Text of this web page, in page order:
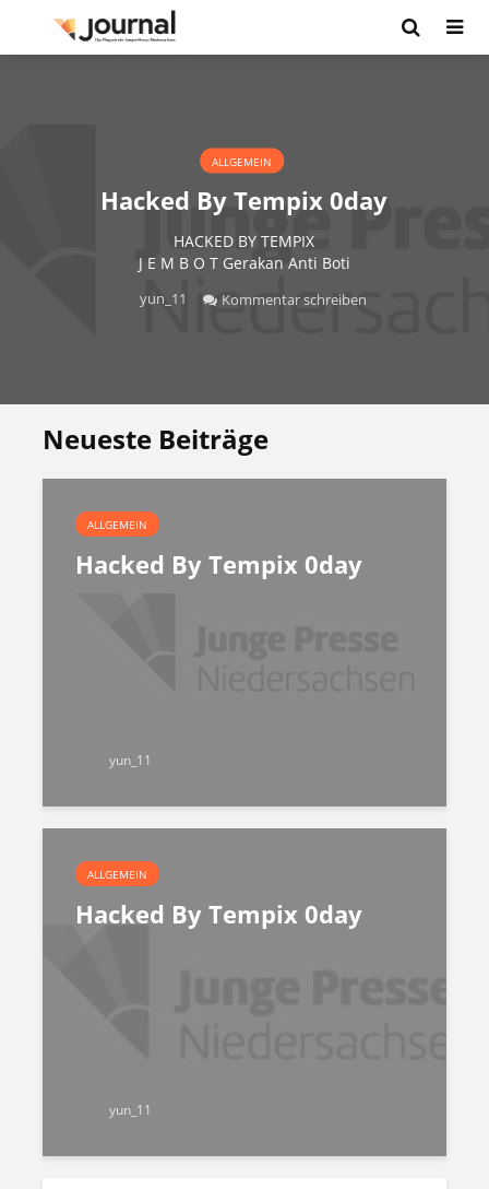
ALLGEMEIN
Hacked By Tempix 0day
HACKED BY TEMPIX
J E M B O T Gerakan Anti Boti
yun_11 Kommentar schreiben
Neueste Beiträge
ALLGEMEIN
Hacked By Tempix 0day
yun_11
ALLGEMEIN
Hacked By Tempix 0day
yun_11